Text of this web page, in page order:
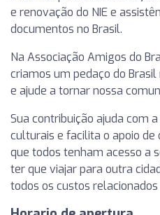
e renovação do NIE e
documentos no Brasil.
Na Associação Amigos do
criamos um pedaço do
e ajude a tornar nossa
Sua contribuição ajuda com
culturais e facilita o apoio
que todos tenham acesso a
ter que viajar para outra
todos os custos relacionados